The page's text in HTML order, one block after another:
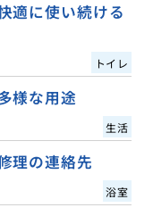
適に使い続ける
トイレ
様な用途
生活
理の連絡先
浴室